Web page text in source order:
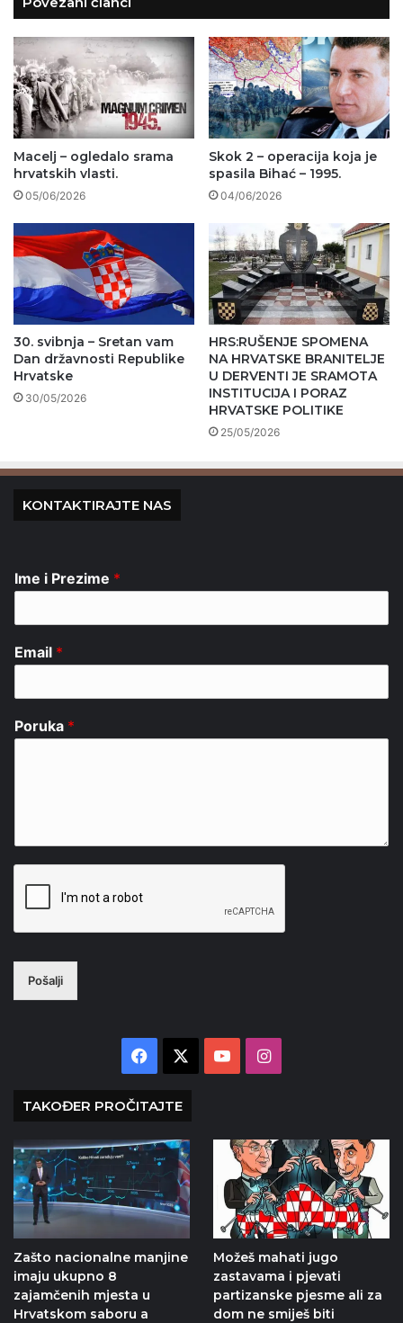
Macelj – ogledalo srama
hrvatskih vlasti.
05/06/2026
Skok 2 – operacija koja je
spasila Bihać – 1995.
04/06/2026
30. svibnja – Sretan vam
Dan državnosti Republike
Hrvatske
30/05/2026
HRS:RUŠENJE SPOMENA
NA HRVATSKE BRANITELJE
U DERVENTI JE SRAMOTA
INSTITUCIJA I PORAZ
HRVATSKE POLITIKE
25/05/2026
KONTAKTIRAJTE NAS
Ime i Prezime *
Email *
Poruka *
Pošalji
Facebook YouTubeInstagram
TAKOĐER PROČITAJTE
Zašto nacionalne manjine
imaju ukupno 8
zajamčenih mjesta u
Hrvatskom saboru a
Možeš mahati jugo
zastavama i pjevati
partizanske pjesme ali za
dom ne smiješ biti